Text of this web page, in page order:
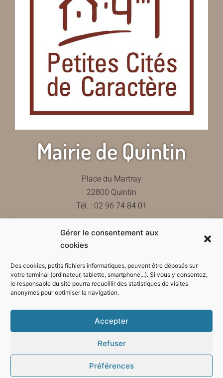
Gérer le consentement aux
cookies
Des cookies, petits fichiers informatiques, peuvent être déposés sur
votre terminal (ordinateur, tablette, smartphone...). Si vous y consentez,
le responsable du site pourra recueillir des statistiques de visites
anonymes pour optimiser la navigation.
Accepter
Refuser
Préférences
Mairie de Quintin
Place du Martray
22800 Quintin
Tél. : 02 96 74 84 01
Contactez-nous
Horaires d'ouverture de la mairie